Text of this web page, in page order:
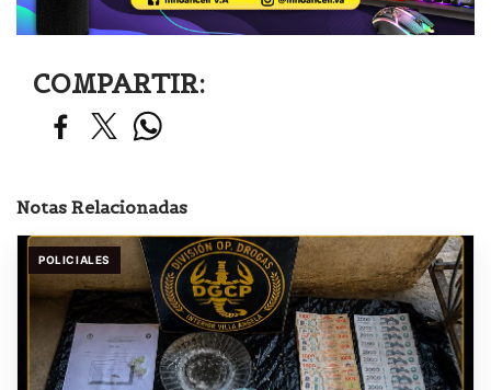
COMPARTIR:
Notas Relacionadas
POLICIALES